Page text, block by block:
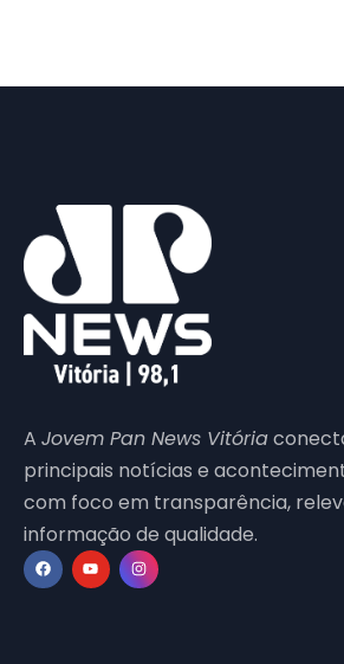
A Jovem Pan News Vitória
principais notícias e
com foco em transparência,
informação de qualidade.